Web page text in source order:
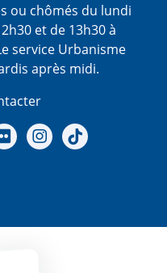
ou chômés du lundi
et de 13h30 à
service Urbanisme
après midi.
(twitter)
chaine Youtube
Notre Gallerie sur Flickr
Notre Instagram